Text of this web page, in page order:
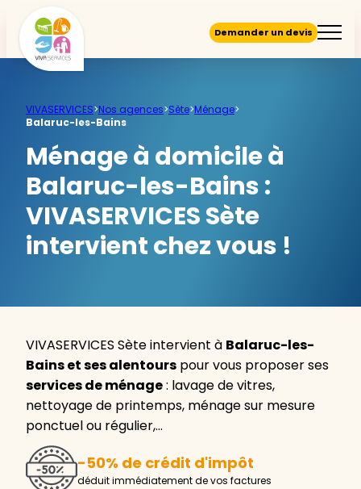
Demander un devis
VIVASERVICES>Nos agences>Sète>Ménage>
Balaruc-les-Bains
Ménage à domicile à
Balaruc-les-Bains :
VIVASERVICES Sète
intervient chez vous !
VIVASERVICES Sète intervient à Balaruc-les-
Bains et ses alentours pour vous proposer ses
services de ménage: lavage de vitres,
nettoyage de printemps, ménage sur mesure
ponctuel ou régulier,…
-50% de crédit d'impôt
déduit immédiatement de vos factures